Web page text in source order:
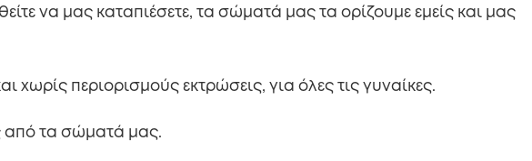
να μας καταπιέσετε, τα σώματά μας τα ορίζουμε εμείς και μας
χωρίς περιορισμούς εκτρώσεις, για όλες τις γυναίκες.
από τα σώματά μας.